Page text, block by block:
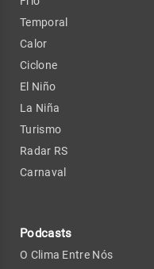
Temporal
Calor
Ciclone
El Niño
La Niña
Turismo
Radar RS
Carnaval
Podcasts
O Clima Entre Nós